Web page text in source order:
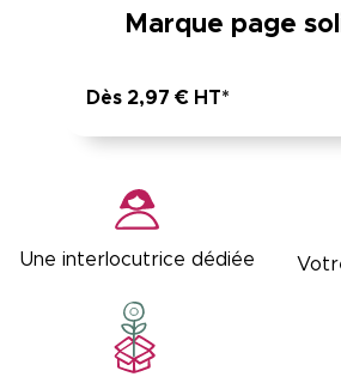
Marque page
Dès 2,97 € HT*
Une interlocutrice dédiée